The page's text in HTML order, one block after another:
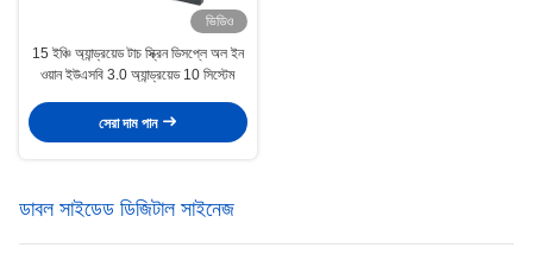
ভিডিও
15 ইঞ্চি অ্যান্ড্রয়েড টাচ স্ক্রিন ডিসপ্লে অল ইন
ওয়ান ইউএসবি 3.0 অ্যান্ড্রয়েড 10 সিস্টেম
সেরা দাম পান
ডাবল সাইডেড ডিজিটাল সাইনেজ